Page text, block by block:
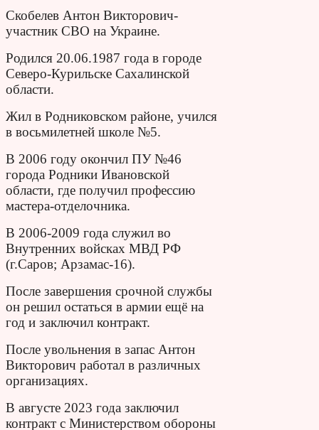
Скобелев Антон Викторович-
участник СВО на Украине.
Родился 20.06.1987 года в городе
Северо-Курильске Сахалинской
области.
Жил в Родниковском районе, учился
в восьмилетней школе №5.
В 2006 году окончил ПУ №46
города Родники Ивановской
области, где получил профессию
мастера-отделочника.
В 2006-2009 года служил во
Внутренних войсках МВД РФ
(г.Саров; Арзамас-16).
После завершения срочной службы
он решил остаться в армии ещё на
год и заключил контракт.
После увольнения в запас Антон
Викторович работал в различных
организациях.
В августе 2023 года заключил
контракт с Министерством обороны